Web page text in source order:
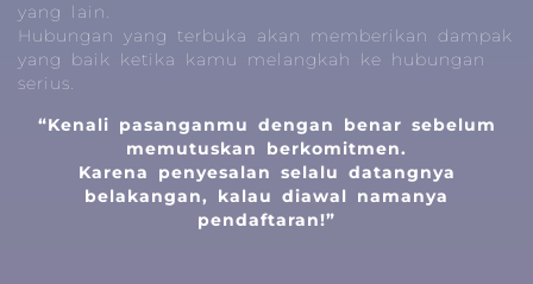
yang lain.
Hubungan yang terbuka akan memberikan dampak
yang baik ketika kamu melangkah ke hubungan
serius.
“Kenali pasanganmu dengan benar sebelum
memutuskan berkomitmen.
Karena penyesalan selalu datangnya
belakangan, kalau diawal namanya
pendaftaran!”